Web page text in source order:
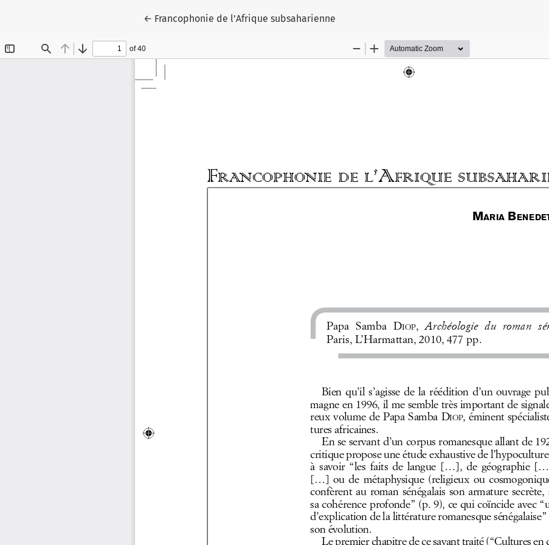
← Retourner aux informations sur l'article
Francophonie de l’Afrique subsaharienne